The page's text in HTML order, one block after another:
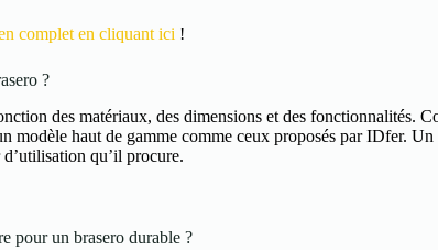
complet en cliquant ici !
?
des matériaux, des dimensions et des fonctionnalités.
modèle haut de gamme comme ceux proposés par IDfer.
qu’il procure.
pour un brasero durable ?